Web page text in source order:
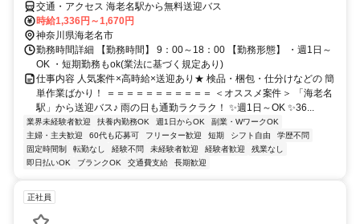
交通・アクセス 海老名駅から無料送迎バス
時給1,336円～1,670円
神奈川県海老名市
勤務時間詳細 【勤務時間】 9：00～18：00 【勤務形態】 ・週1日～
OK ・短期勤務もok(業法に基づく規定あり)
仕事内容 人気案件×高時給×送迎あり★ 検品・梱包・仕分けなどの 簡
単作業ばかり！ ＝＝＝＝＝＝＝＝＝＝＝ ＜オススメ案件＞ 「海老名
駅」から送迎バス♪ 雨の日も通勤ラクラク！ ✨週1日～OK ✨36...
業界未経験者歓迎 扶養内勤務OK 週1日からOK
副業・WワークOK
主婦・主夫歓迎
60代も応募可 フリーター歓迎 短期 シフト自由
学歴不問
固定時間制
転勤なし 経験不問 未経験者歓迎 経験者歓迎
残業なし
即日払いOK
ブランクOK 交通費支給 長期歓迎
正社員